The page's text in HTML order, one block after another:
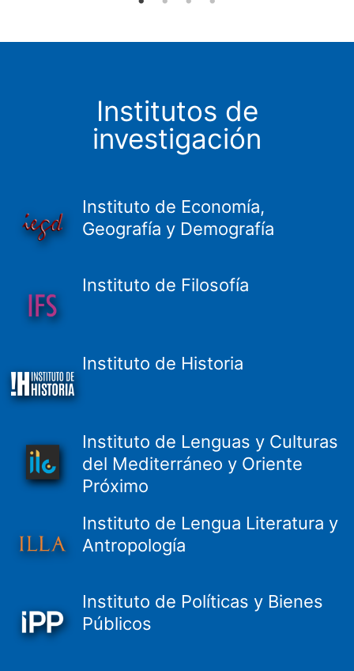
Institutos de
investigación
Instituto de Economía,
Geografía y Demografía
Instituto de Filosofía
Instituto de Historia
Instituto de Lenguas y Culturas
del Mediterráneo y Oriente
Próximo
Instituto de Lengua Literatura y
Antropología
Instituto de Políticas y Bienes
Públicos